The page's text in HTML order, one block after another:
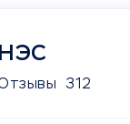
НЭС
312